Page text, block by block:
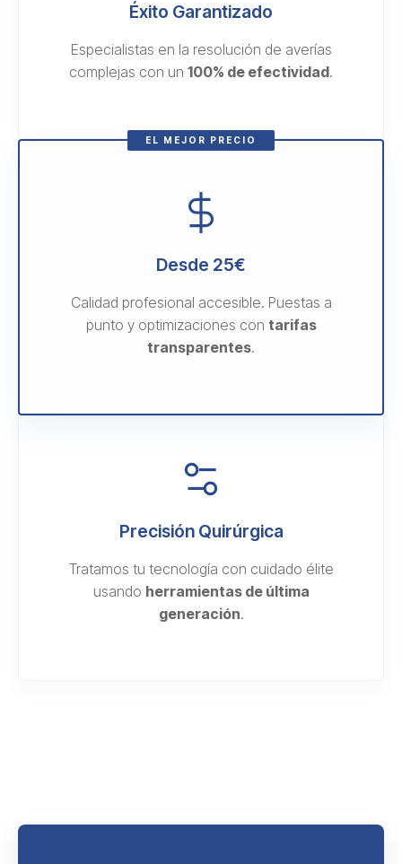
Éxito Garantizado
Especialistas en la resolución de averías
complejas con un 100% de efectividad.
EL MEJOR PRECIO
Desde 25€
Calidad profesional accesible. Puestas a
punto y optimizaciones con tarifas
transparentes.
Precisión Quirúrgica
Tratamos tu tecnología con cuidado élite
usando herramientas de última
generación.